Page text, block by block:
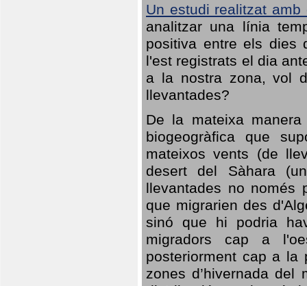
Un estudi realitzat amb
analitzar una línia
positiva entre els dies
l'est registrats el dia
a la nostra zona, vol
llevantades?
De la mateixa
biogeogràfica que
mateixos vents (de
desert del Sàhara
llevantades no només
que migrarien des
sinó que hi podria
migradors cap a
posteriorment cap a la
zones d’hivernada